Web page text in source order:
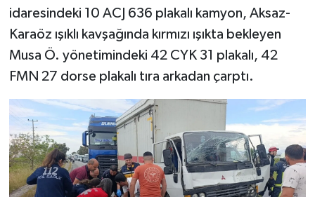
idaresindeki 10 ACJ 636 plakalı kamyon, Aksaz-
Karaöz ışıklı kavşağında kırmızı ışıkta bekleyen
Musa Ö. yönetimindeki 42 CYK 31 plakalı, 42
FMN 27 dorse plakalı tıra arkadan çarptı.